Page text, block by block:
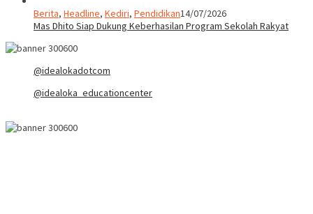
Berita, Headline, Kediri, Pendidikan14/07/2026
Mas Dhito Siap Dukung Keberhasilan Program Sekolah Rakyat
@idealokadotcom
@idealoka_educationcenter